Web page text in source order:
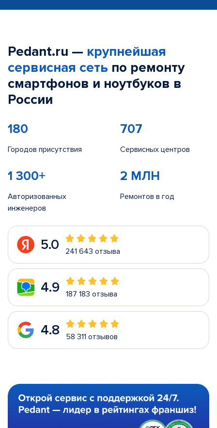
Pedant.ru — крупнейшая
сервисная сеть по ремонту
смартфонов и ноутбуков в
России
180
Городов присутствия
707
Сервисных центров
1 300+
Авторизованных
инженеров
2 МЛН
Ремонтов в год
5.0 241 643 отзыва
4.9 187 183 отзыва
4.8 58 311 отзывов